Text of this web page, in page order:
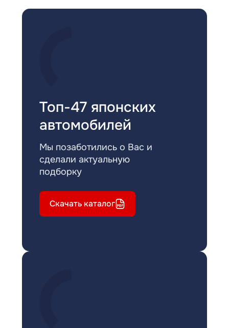
Топ-47 японских
автомобилей
Мы позаботились о Вас и
сделали актуальную
подборку
Скачать каталог